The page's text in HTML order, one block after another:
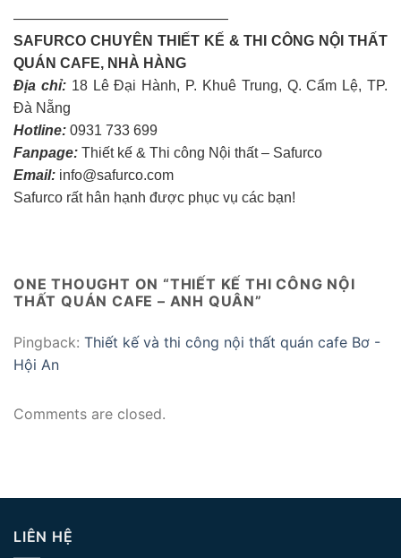
———————————————
SAFURCO CHUYÊN THIẾT KẾ & THI CÔNG NỘI THẤT
QUÁN CAFE, NHÀ HÀNG
Địa chỉ:18 Lê Đại Hành, P. Khuê Trung, Q. Cẩm Lệ, TP.
Đà Nẵng
Hotline: 0931 733 699
Fanpage: Thiết kế & Thi công Nội thất – Safurco
Email: info@safurco.com
Safurco rất hân hạnh được phục vụ các bạn!
ONE THOUGHT ON “THIẾT KẾ THI CÔNG NỘI
THẤT QUÁN CAFE – ANH QUÂN”
Pingback: Thiết kế và thi công nội thất quán cafe Bơ -
Hội An
Comments are closed.
LIÊN HỆ